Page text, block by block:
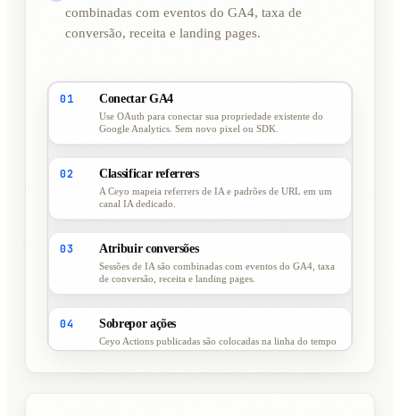
combinadas com eventos do GA4, taxa de
conversão, receita e landing pages.
01 Conectar GA4
Use OAuth para conectar sua propriedade existente do
Google Analytics. Sem novo pixel ou SDK.
02 Classificar referrers
A Ceyo mapeia referrers de IA e padrões de URL em um
canal IA dedicado.
03 Atribuir conversões
Sessões de IA são combinadas com eventos do GA4, taxa
de conversão, receita e landing pages.
04 Sobrepor ações
Ceyo Actions publicadas são colocadas na linha do tempo
para medir o lift depois do lançamento.